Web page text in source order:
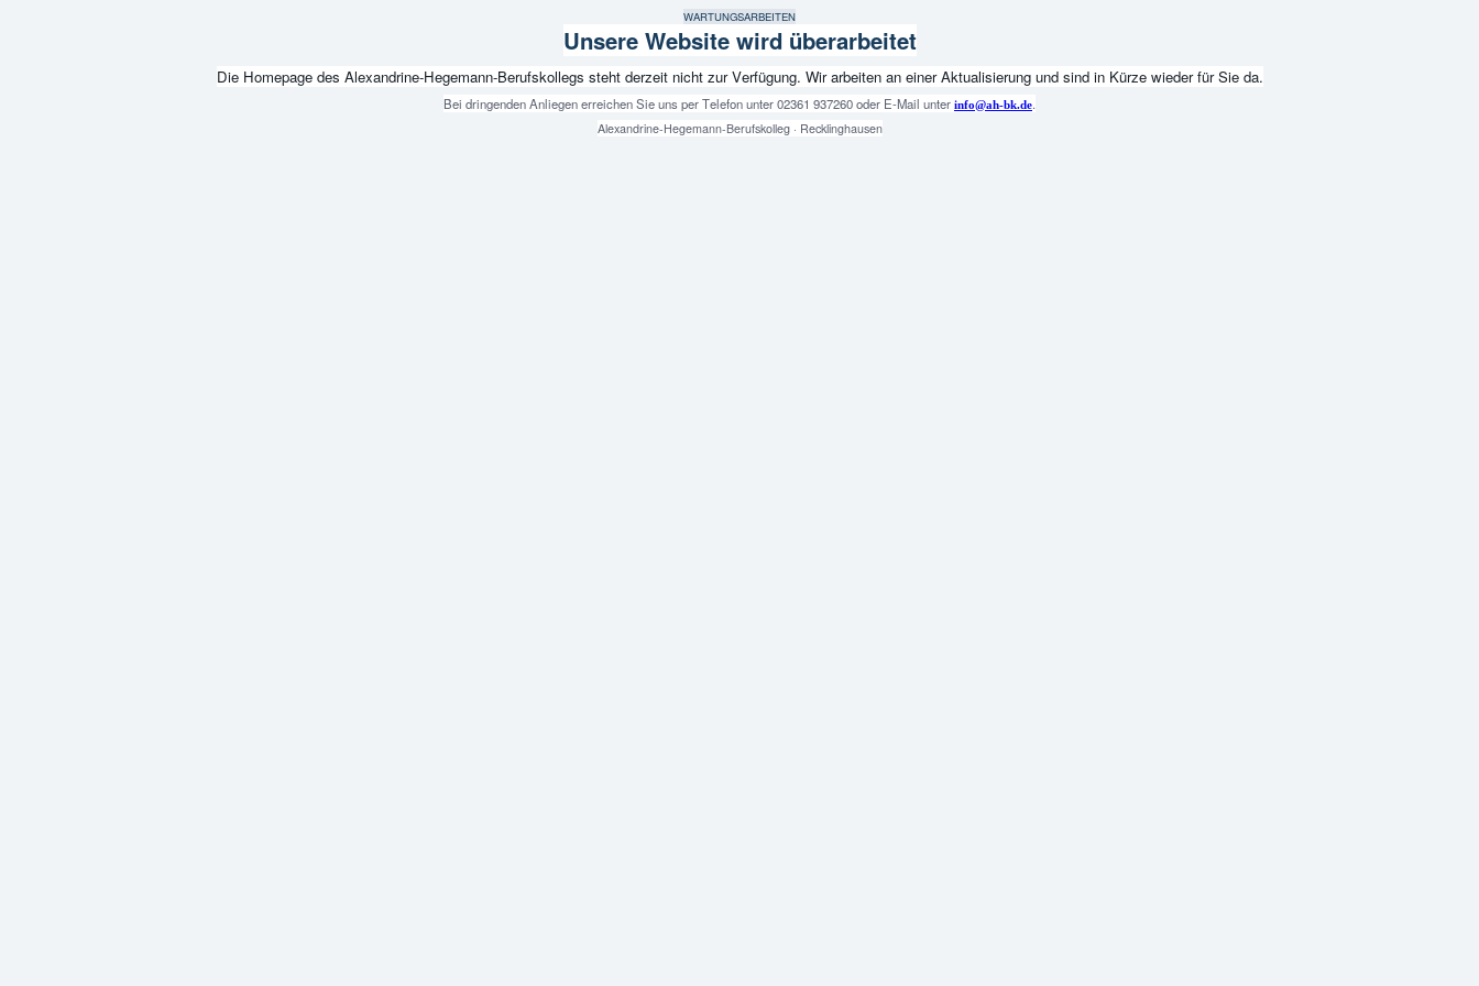
WARTUNGSARBEITEN
Unsere Website wird überarbeitet
Die Homepage des Alexandrine-Hegemann-Berufskollegs steht derzeit nicht zur Verfügung. Wir arbeiten an einer Aktualisierung und sind in Kürze wieder für Sie da.
Bei dringenden Anliegen erreichen Sie uns per Telefon unter 02361 937260 oder E-Mail unter info@ah-bk.de.
Alexandrine-Hegemann-Berufskolleg · Recklinghausen